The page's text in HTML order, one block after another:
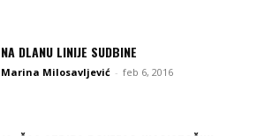
NA DLANU LINIJE SUDBINE
Marina Milosavljević - feb 6, 2016